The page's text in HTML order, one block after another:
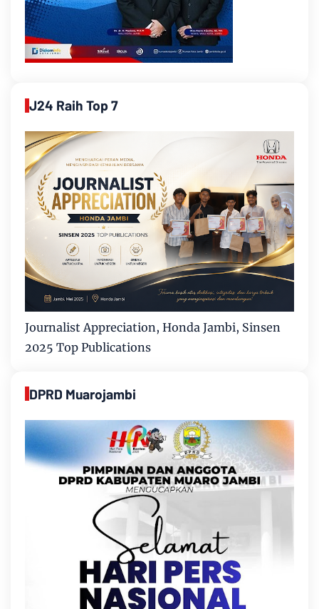
J24 Raih Top 7
Journalist Appreciation, Honda Jambi, Sinsen
2025 Top Publications
DPRD Muarojambi